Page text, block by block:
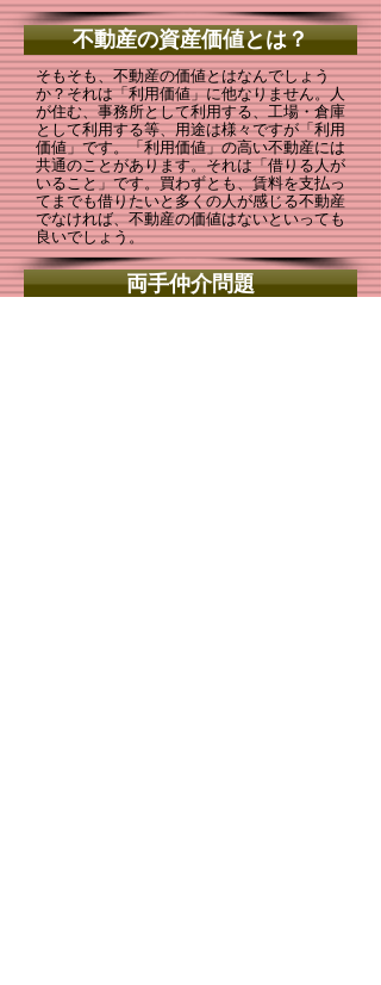
不動産の資産価値とは？
そもそも、不動産の価値とはなんでしょう
か？それは「利用価値」に他なりません。人
が住む、事務所として利用する、工場・倉庫
として利用する等、用途は様々ですが「利用
価値」です。「利用価値」の高い不動産には
共通のことがあります。それは「借りる人が
いること」です。買わずとも、賃料を支払っ
てまでも借りたいと多くの人が感じる不動産
でなければ、不動産の価値はないといっても
良いでしょう。
両手仲介問題